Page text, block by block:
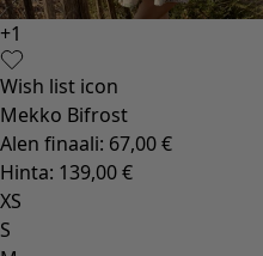
+1
Wish list icon
Mekko Bifrost
Alen finaali: 67,00 €
Hinta: 139,00 €
XS
S